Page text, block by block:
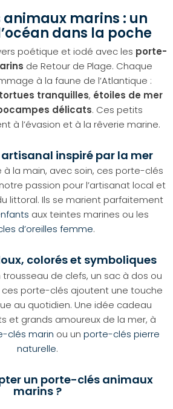
marins : un
dans la poche
poétique et iodé avec les porte-
de Retour de Plage. Chaque
à la faune de l’Atlantique :
tortues tranquilles, étoiles de mer
délicats. Ces petits
à l’évasion et à la rêverie marine.
inspiré par la mer
à la main, avec soin, ces porte-clés
passion pour l’artisanat local et
littoral. Ils se marient parfaitement
aux teintes marines ou les
d’oreilles femme.
colorés et symboliques
de clefs, un sac à dos ou
porte-clés ajoutent une touche
au quotidien. Une idée cadeau
et grands amoureux de la mer, à
clés marin ou un porte-clés pierre
naturelle.
un porte-clés animaux
marins ?